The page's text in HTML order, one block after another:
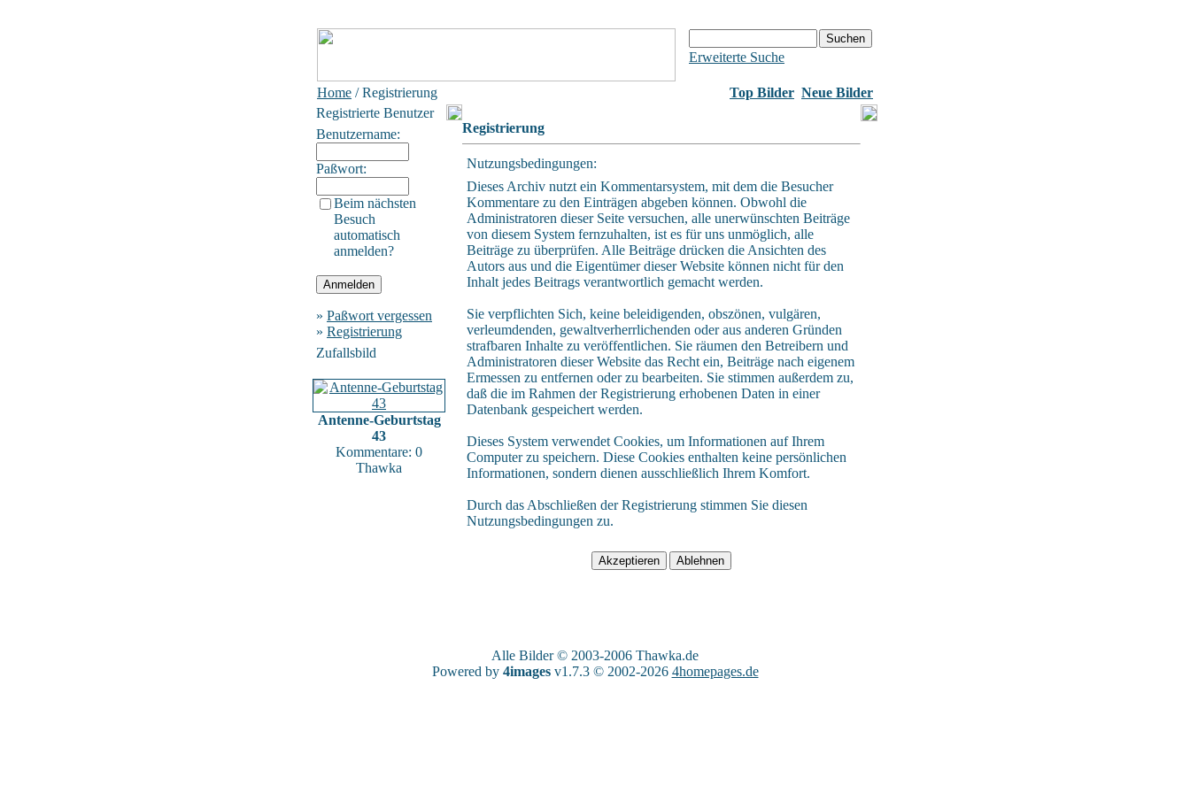
Erweiterte Suche
Home / Registrierung Top Bilder Neue Bilder
Registrierte Benutzer
Benutzername:
Paßwort:
Beim nächsten
Besuch
automatisch
anmelden?
» Paßwort vergessen
» Registrierung
Zufallsbild
Antenne-Geburtstag
43
Kommentare: 0
Thawka
Registrierung
Nutzungsbedingungen:
Dieses Archiv nutzt ein Kommentarsystem, mit dem die Besucher
Kommentare zu den Einträgen abgeben können. Obwohl die
Administratoren dieser Seite versuchen, alle unerwünschten Beiträge
von diesem System fernzuhalten, ist es für uns unmöglich, alle
Beiträge zu überprüfen. Alle Beiträge drücken die Ansichten des
Autors aus und die Eigentümer dieser Website können nicht für den
Inhalt jedes Beitrags verantwortlich gemacht werden.
Sie verpflichten Sich, keine beleidigenden, obszönen, vulgären,
verleumdenden, gewaltverherrlichenden oder aus anderen Gründen
strafbaren Inhalte zu veröffentlichen. Sie räumen den Betreibern und
Administratoren dieser Website das Recht ein, Beiträge nach eigenem
Ermessen zu entfernen oder zu bearbeiten. Sie stimmen außerdem zu,
daß die im Rahmen der Registrierung erhobenen Daten in einer
Datenbank gespeichert werden.
Dieses System verwendet Cookies, um Informationen auf Ihrem
Computer zu speichern. Diese Cookies enthalten keine persönlichen
Informationen, sondern dienen ausschließlich Ihrem Komfort.
Durch das Abschließen der Registrierung stimmen Sie diesen
Nutzungsbedingungen zu.
Alle Bilder © 2003-2006 Thawka.de
Powered by 4imagesv1.7.3 © 2002-2026 4homepages.de